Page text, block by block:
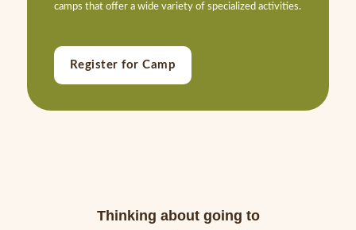
camps that offer a wide variety of specialized activities.
Register for Camp
Thinking about going to